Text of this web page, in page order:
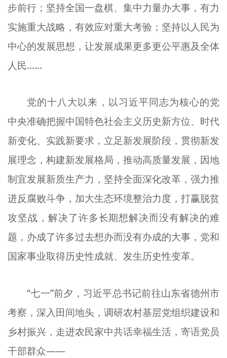
步前行；坚持全国一盘棋、集中力量办大事，有力
实施重大战略，有效应对重大考验；坚持以人民为
中心的发展思想，让发展成果更多更公平惠及全体
人民……
党的十八大以来，以习近平同志为核心的党
中央准确把握中国特色社会主义历史新方位、时代
新变化、实践新要求，立足新发展阶段，贯彻新发
展理念，构建新发展格局，推动高质量发展，因地
制宜发展新质生产力，坚持全面深化改革，强力推
进反腐败斗争，加大生态环境整治力度，打赢脱贫
攻坚战，解决了许多长期想解决而没有解决的难
题，办成了许多过去想办而没有办成的大事，党和
国家事业取得历史性成就、发生历史性变革。
“七一”前夕，习近平总书记前往山东省德州市
考察，深入田间地头，调研农村基层党组织建设和
乡村振兴，走进农民家中共话幸福生活，寄语党员
干部群众——